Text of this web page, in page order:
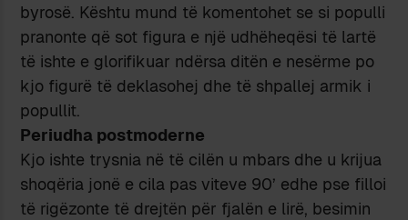
byrosë. Kështu mund të komentohet se si populli
pranonte që sot figura e një udhëheqësi të lartë
të ishte e glorifikuar ndërsa ditën e nesërme po
kjo figurë të deklasohej dhe të shpallej armik i
popullit.
Periudha postmoderne
Kjo ishte trysnia në të cilën u mbars dhe u krijua
shoqëria jonë e cila pas viteve 90’ edhe pse filloi
të rigëzonte të drejtën për fjalën e lirë, besimin